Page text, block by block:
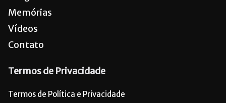
Memórias
Vídeos
Contato
Termos de Privacidade
Termos de Política e Privacidade